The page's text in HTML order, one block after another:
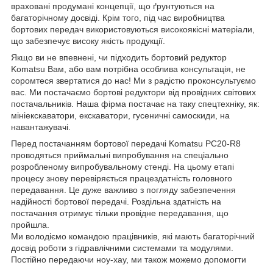
враховані продумані концепції, що ґрунтуються на
багаторічному досвіді. Крім того, під час виробництва
бортових передач використовуються високоякісні матеріали,
що забезпечує високу якість продукції.
Якщо ви не впевнені, чи підходить бортовий редуктор
Komatsu Вам, або вам потрібна особлива консультація, не
соромтеся звертатися до нас! Ми з радістю проконсультуємо
вас. Ми постачаємо бортові редуктори від провідних світових
постачальників. Наша фірма постачає на таку спецтехніку, як:
мініекскаватори, екскаватори, гусеничні самоскиди, на
навантажувачі.
Перед постачанням бортової передачі Komatsu PC20-R8
проводяться приймальні випробування на спеціально
розробленому випробувальному стенді. На цьому етапі
процесу знову перевіряється працездатність головного
передавання. Це дуже важливо з погляду забезпечення
надійності бортової передачі. Роздільна здатність на
постачання отримує тільки провідне передавання, що
пройшла.
Ми володіємо командою працівників, які мають багаторічний
досвід роботи з гідравлічними системами та модулями.
Постійно передаючи ноу-хау, ми також можемо допомогти